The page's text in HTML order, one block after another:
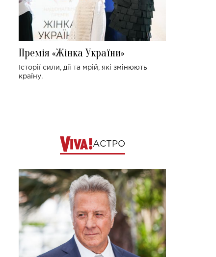
Премія «Жінка України»
Історії сили, дії та мрій, які змінюють
країну.
АСТРО